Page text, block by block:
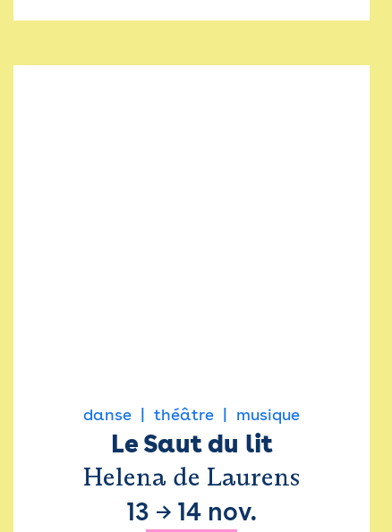
danse théâtre musique
Le Saut du lit
Helena de Laurens
13 → 14 nov.